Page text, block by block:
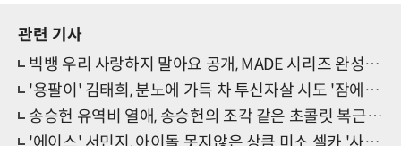
관련 기사
빅뱅 우리 사랑하지 말아요 공개, MADE 시리즈 완성...정규 앨범 '기대감 UP'
'용팔이' 김태희, 분노에 가득 차 투신자살 시도 '잠에서 깰 수 없다면 악몽은 계속된다'
송승헌 유역비 열애, 송승헌의 조각 같은 초콜릿 복근 공개 '명품 몸매 과시'